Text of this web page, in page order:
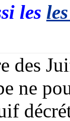
les
des
ne